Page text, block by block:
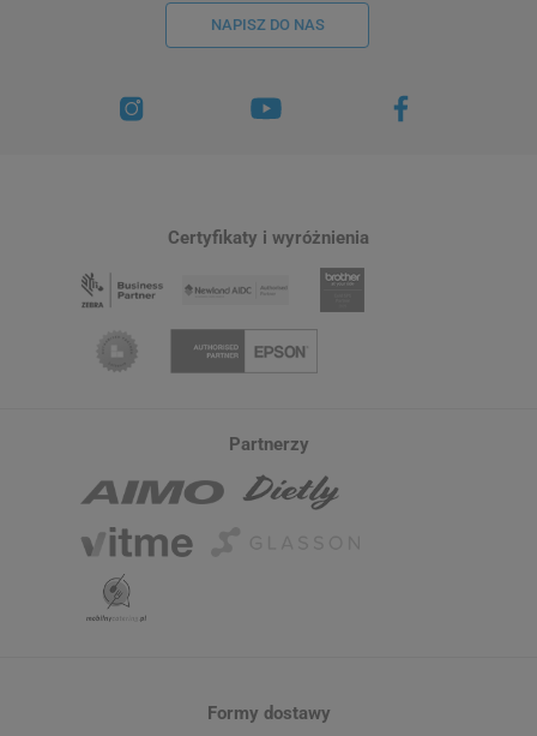
NAPISZ DO NAS
Certyfikaty i wyróżnienia
Partnerzy
Formy dostawy